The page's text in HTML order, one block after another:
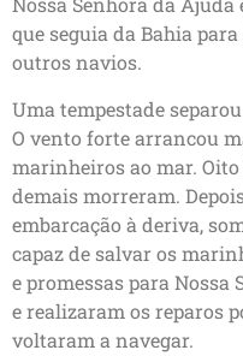
que seguia da Bahia
outros navios.
Uma tempestade
O vento forte arrancou
marinheiros ao mar.
demais morreram.
embarcação à deriva,
capaz de salvar os
e promessas para Nossa
e realizaram os reparos
voltaram a navegar.